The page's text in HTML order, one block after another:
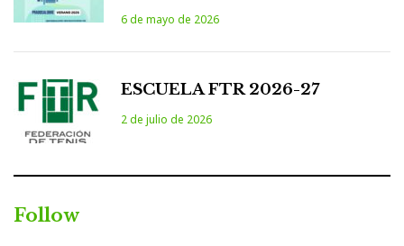
6 de mayo de 2026
ESCUELA FTR 2026-27
2 de julio de 2026
Follow